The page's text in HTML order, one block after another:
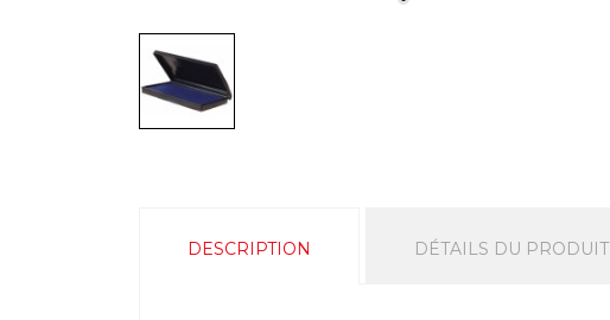
DESCRIPTION DÉTAILS DU PRODUIT